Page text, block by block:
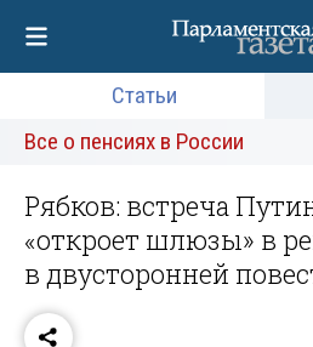
Статьи
Все о пенсиях в России
Рябков: встреча
«откроет шлюзы» в
в двусторонней